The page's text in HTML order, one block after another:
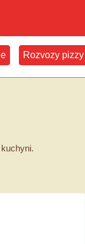
Rozvozy pizzy